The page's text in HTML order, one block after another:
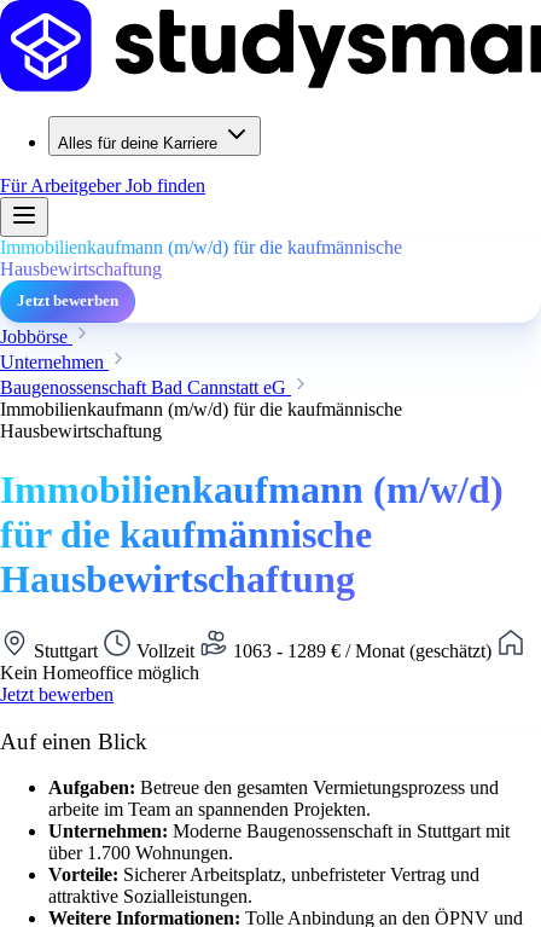
Alles für deine Karriere
Für ArbeitgeberJob finden
Immobilienkaufmann (m/w/d) für die kaufmännische
Hausbewirtschaftung
Jetzt bewerben
Jobbörse
Unternehmen
Baugenossenschaft Bad Cannstatt eG
Immobilienkaufmann (m/w/d) für die kaufmännische
Hausbewirtschaftung
Immobilienkaufmann (m/w/d)
für die kaufmännische
Hausbewirtschaftung
Stuttgart Vollzeit
1063 - 1289 € / Monat (geschätzt)
Kein Homeoffice möglich
Jetzt bewerben
Auf einen Blick
Aufgaben: Betreue den gesamten Vermietungsprozess und
arbeite im Team an spannenden Projekten.
Unternehmen: Moderne Baugenossenschaft in Stuttgart mit
über 1.700 Wohnungen.
Vorteile: Sicherer Arbeitsplatz, unbefristeter Vertrag und
attraktive Sozialleistungen.
Weitere Informationen: Tolle Anbindung an den ÖPNV und